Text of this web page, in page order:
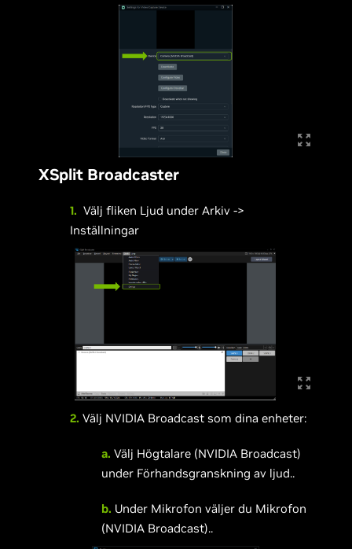
XSplit Broadcaster
1. Välj fliken Ljud under Arkiv ->
Inställningar
2.Välj NVIDIA Broadcast som dina enheter:
a.Välj Högtalare (NVIDIA Broadcast)
under Förhandsgranskning av ljud..
b. Under Mikrofon väljer du Mikrofon
(NVIDIA Broadcast)..